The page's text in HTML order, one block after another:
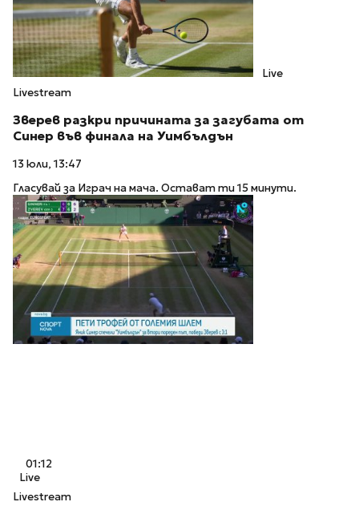
Live
Livestream
Зверев разкри причината за загубата от
Синер във финала на Уимбълдън
13 юли, 13:47
Гласувай за Играч на мача. Остават ти 15 минути.
01:12
Live
Livestream